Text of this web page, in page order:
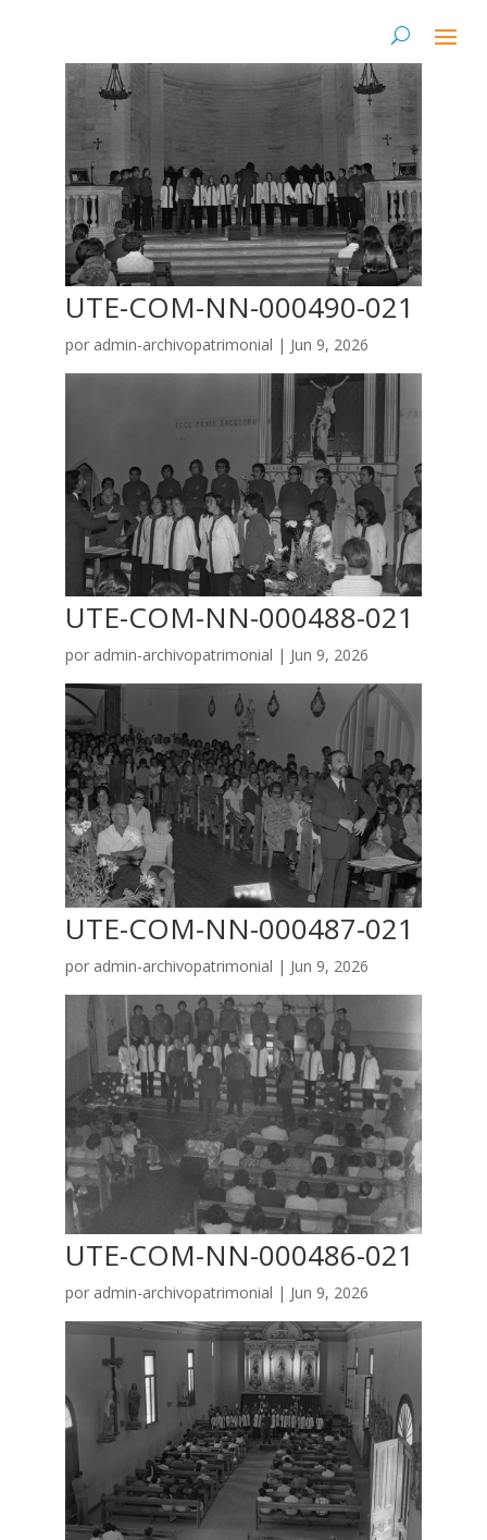
UTE-COM-NN-000490-021
por admin-archivopatrimonial | Jun 9, 2026
UTE-COM-NN-000488-021
por admin-archivopatrimonial | Jun 9, 2026
UTE-COM-NN-000487-021
por admin-archivopatrimonial | Jun 9, 2026
UTE-COM-NN-000486-021
por admin-archivopatrimonial | Jun 9, 2026